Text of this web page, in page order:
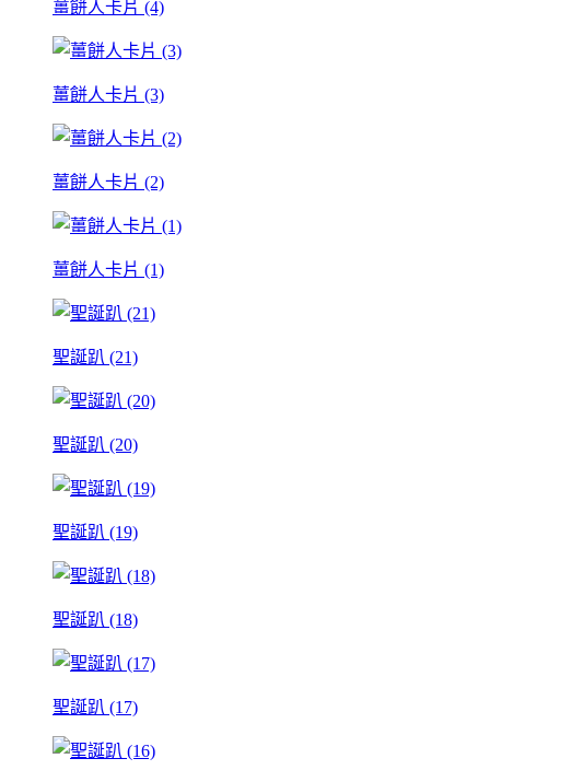
薑餅人卡片 (4)
薑餅人卡片 (3)
薑餅人卡片 (2)
薑餅人卡片 (1)
聖誕趴 (21)
聖誕趴 (20)
聖誕趴 (19)
聖誕趴 (18)
聖誕趴 (17)